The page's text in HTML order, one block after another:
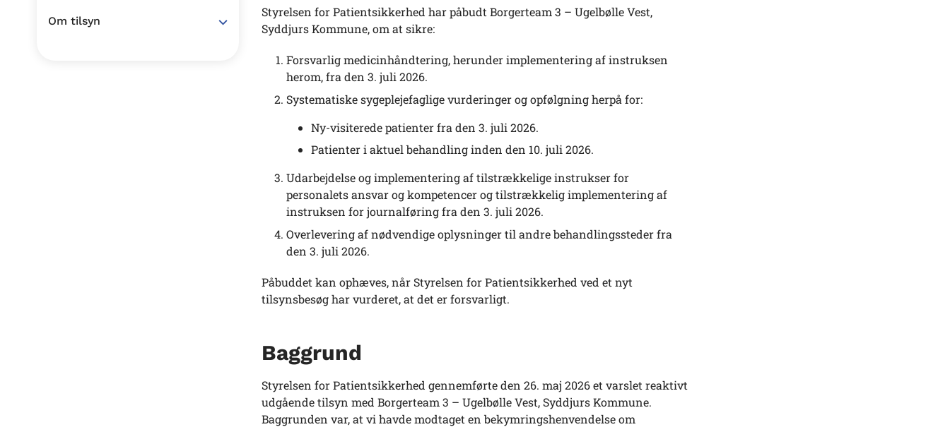
Om tilsyn
Styrelsen for Patientsikkerhed har påbudt Borgerteam 3 – Ugelbølle Vest,
Syddjurs Kommune, om at sikre:
Forsvarlig medicinhåndtering, herunder implementering af instruksen
herom, fra den 3. juli 2026.
Systematiske sygeplejefaglige vurderinger og opfølgning herpå for:
Ny-visiterede patienter fra den 3. juli 2026.
Patienter i aktuel behandling inden den 10. juli 2026.
Udarbejdelse og implementering af tilstrækkelige instrukser for
personalets ansvar og kompetencer og tilstrækkelig implementering af
instruksen for journalføring fra den 3. juli 2026.
Overlevering af nødvendige oplysninger til andre behandlingssteder fra
den 3. juli 2026.
Påbuddet kan ophæves, når Styrelsen for Patientsikkerhed ved et nyt
tilsynsbesøg har vurderet, at det er forsvarligt.
Baggrund
Styrelsen for Patientsikkerhed gennemførte den 26. maj 2026 et varslet reaktivt
udgående tilsyn med Borgerteam 3 – Ugelbølle Vest, Syddjurs Kommune.
Baggrunden var, at vi havde modtaget en bekymringshenvendelse om